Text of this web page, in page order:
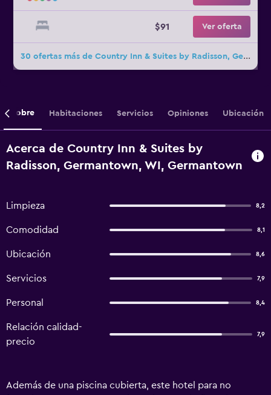
$91 Ver oferta
30 ofertas más de Country Inn & Suites by Radisson, Germantown, WI
Sobre Habitaciones Servicios Opiniones Ubicación
Acerca de Country Inn & Suites by
Radisson, Germantown, WI, Germantown
Limpieza 8,2
Comodidad 8,1
Ubicación 8,6
Servicios 7,9
Personal 8,4
Relación calidad-
precio
7,9
Además de una piscina cubierta, este hotel para no